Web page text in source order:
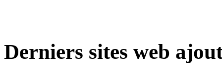
Derniers sites web